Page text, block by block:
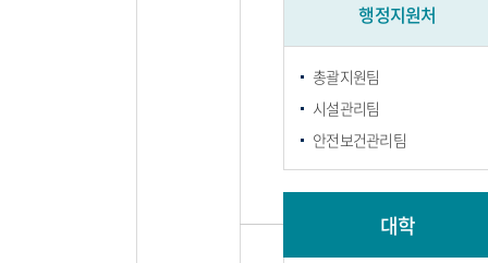
행정지원처
총괄지원팀
시설관리팀
안전보건관리팀
대학